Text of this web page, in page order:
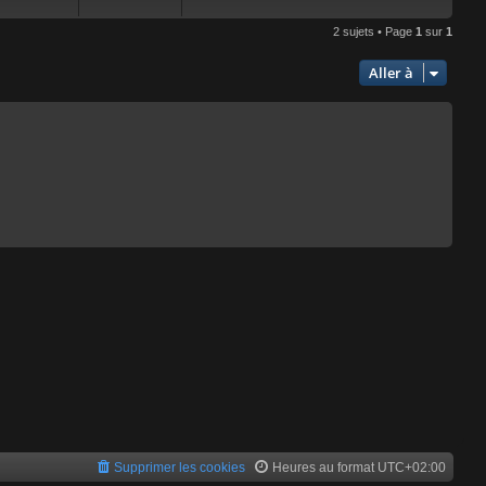
2 sujets • Page 1 sur 1
Aller à
Heures au format UTC+02:00
Supprimer les cookies